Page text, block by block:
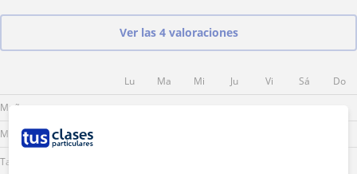
Ver las 4 valoraciones
Lu Ma Mi Ju Vi Sá
Do
Mañana
Mediodía
Tarde